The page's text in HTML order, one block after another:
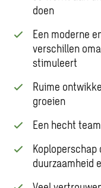
doen
Een moderne
verschillen
stimuleert
Ruime
groeien
Een hecht
Koploperschap
duurzaamheid